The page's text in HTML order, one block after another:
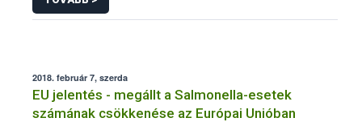
2018. február 7, szerda
EU jelentés - megállt a Salmonella-esetek
számának csökkenése az Európai Unióban